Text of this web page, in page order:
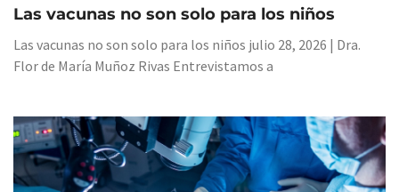
Las vacunas no son solo para los niños
Las vacunas no son solo para los niños julio 28, 2026 | Dra.
Flor de María Muñoz Rivas Entrevistamos a